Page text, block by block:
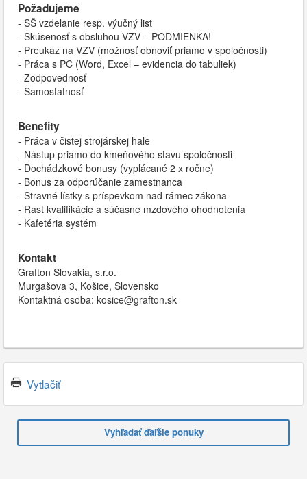
Požadujeme
- SŠ vzdelanie resp. výučný list
- Skúsenosť s obsluhou VZV – PODMIENKA!
- Preukaz na VZV (možnosť obnoviť priamo v spoločnosti)
- Práca s PC (Word, Excel – evidencia do tabuliek)
- Zodpovednosť
- Samostatnosť
Benefity
- Práca v čistej strojárskej hale
- Nástup priamo do kmeňového stavu spoločnosti
- Dochádzkové bonusy (vyplácané 2 x ročne)
- Bonus za odporúčanie zamestnanca
- Stravné lístky s príspevkom nad rámec zákona
- Rast kvalifikácie a súčasne mzdového ohodnotenia
- Kafetéria systém
Kontakt
Grafton Slovakia, s.r.o.
Murgašova 3, Košice, Slovensko
Kontaktná osoba: kosice@grafton.sk
Vytlačiť
Vyhľadať ďaľšie ponuky